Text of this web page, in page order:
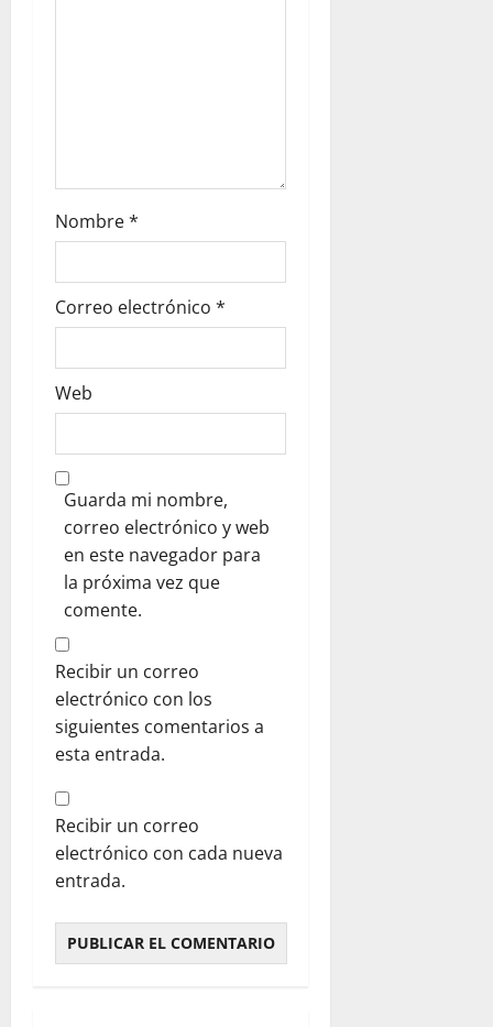
Nombre*
Correo electrónico *
Web
Guarda mi nombre,
correo electrónico y web
en este navegador para
la próxima vez que
comente.
Recibir un correo
electrónico con los
siguientes comentarios a
esta entrada.
Recibir un correo
electrónico con cada nueva
entrada.